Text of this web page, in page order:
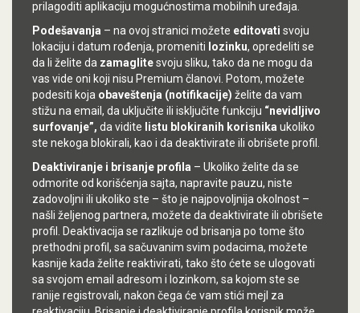
prilagoditi aplikaciju mogućnostima mobilnih uređaja.
Podešavanja – na ovoj stranici možete editovati svoju
lokaciju i datum rođenja, promeniti lozinku, opredeliti se
da li želite da zamaglitesvoju sliku, tako da ne mogu da
vas vide oni koji nisu Premium članovi. Potom, možete
podesiti koja obaveštenja (notifikacije) želite da vam
stižu na email, da uključite ili isključite funkciju “nevidljivo
surfovanje”, da vidite listu blokiranih korisnika ukoliko
ste nekoga blokirali, kao i da deaktivirate ili obrišete profil.
Deaktiviranje i brisanje profila – Ukoliko želite da se
odmorite od korišćenja sajta, napravite pauzu, niste
zadovoljni ili ukoliko ste – što je najpovoljnija okolnost –
našli željenog partnera, možete da deaktivirate ili obrišete
profil. Deaktivacija se razlikuje od brisanja po tome što
prethodni profil, sa sačuvanim svim podacima, možete
kasnije kada želite reaktivirati, tako što ćete se ulogovati
sa svojom email adresom i lozinkom, sa kojom ste se
ranije registrovali, nakon čega će vam stići mejl za